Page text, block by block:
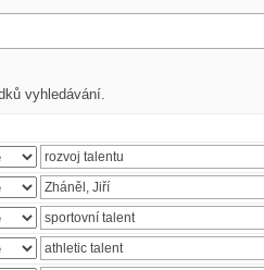
vyhledávání.